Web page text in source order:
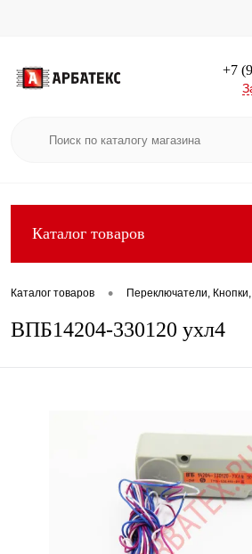
+7
Каталог товаров
Каталог товаров • Переключатели,
ВПБ14204-330120 ухл4